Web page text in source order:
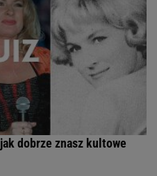
dobrze znasz kultowe